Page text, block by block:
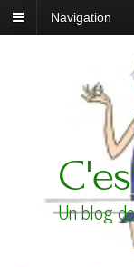
Navigation
Un blog